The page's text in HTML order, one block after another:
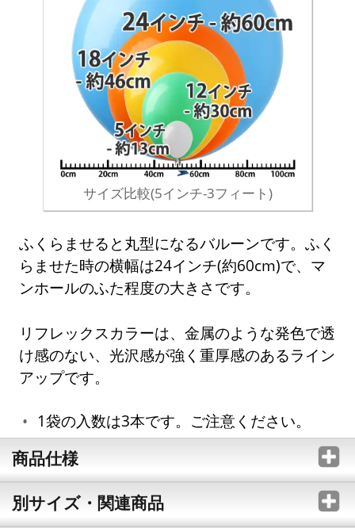
サイズ比較(5インチ-3フィート)
ふくらませると丸型になるバルーンです。ふく
らませた時の横幅は24インチ(約60cm)で、マ
ンホールのふた程度の大きさです。
リフレックスカラーは、金属のような発色で透
け感のない、光沢感が強く重厚感のあるライン
アップです。
1袋の入数は3本です。ご注意ください。
商品仕様
別サイズ・関連商品